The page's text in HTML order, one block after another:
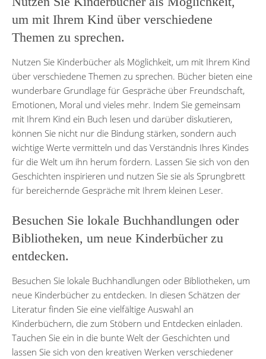
um mit Ihrem Kind über verschiedene
Themen zu sprechen.
Nutzen Sie Kinderbücher als Möglichkeit, um mit Ihrem Kind
über verschiedene Themen zu sprechen. Bücher bieten eine
wunderbare Grundlage für Gespräche über Freundschaft,
Emotionen, Moral und vieles mehr. Indem Sie gemeinsam
mit Ihrem Kind ein Buch lesen und darüber diskutieren,
können Sie nicht nur die Bindung stärken, sondern auch
wichtige Werte vermitteln und das Verständnis Ihres Kindes
für die Welt um ihn herum fördern. Lassen Sie sich von den
Geschichten inspirieren und nutzen Sie sie als Sprungbrett
für bereichernde Gespräche mit Ihrem kleinen Leser.
Besuchen Sie lokale Buchhandlungen oder
Bibliotheken, um neue Kinderbücher zu
entdecken.
Besuchen Sie lokale Buchhandlungen oder Bibliotheken, um
neue Kinderbücher zu entdecken. In diesen Schätzen der
Literatur finden Sie eine vielfältige Auswahl an
Kinderbüchern, die zum Stöbern und Entdecken einladen.
Tauchen Sie ein in die bunte Welt der Geschichten und
lassen Sie sich von den kreativen Werken verschiedener